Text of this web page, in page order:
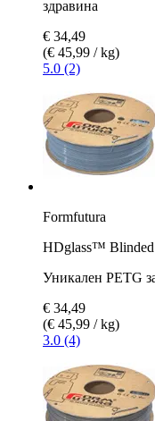
здравина
€ 34,49
(€ 45,99 / kg)
5.0 (2)
Formfutura
HDglass™ Blinded
Уникален PETG
€ 34,49
(€ 45,99 / kg)
3.0 (4)